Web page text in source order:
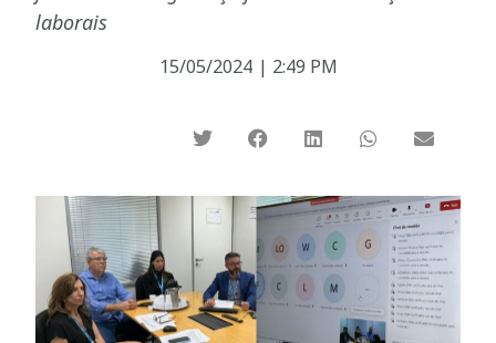
laborais
15/05/2024 | 2:49 PM